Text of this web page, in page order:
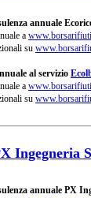
annuale
a
su
al servizio
a
su
Ingegneria
annuale PX